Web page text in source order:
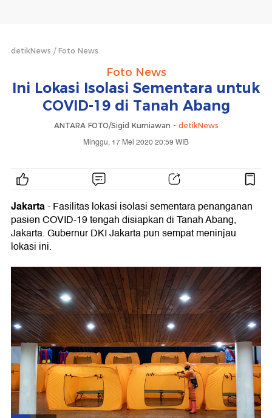
detikNews Foto News
Foto News
Ini Lokasi Isolasi Sementara untuk
COVID-19 di Tanah Abang
ANTARA FOTO/Sigid Kurniawan - detikNews
Minggu, 17 Mei 2020 20:59 WIB
Jakarta- Fasilitas lokasi isolasi sementara penanganan
pasien COVID-19 tengah disiapkan di Tanah Abang,
Jakarta. Gubernur DKI Jakarta pun sempat meninjau
lokasi ini.